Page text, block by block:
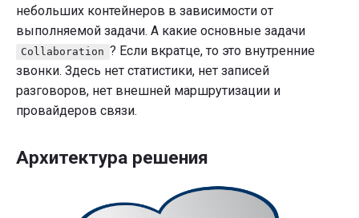
небольших контейнеров в зависимости от
выполняемой задачи. А какие основные задачи
Collaboration ? Если вкратце, то это внутренние
звонки. Здесь нет статистики, нет записей
разговоров, нет внешней маршрутизации и
провайдеров связи.
Архитектура решения